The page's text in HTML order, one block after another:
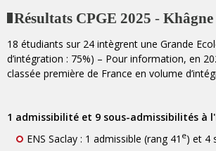
Résultats CPGE 2025 -
18 étudiants sur 24 intègrent une Grande
d’intégration : 75%) – Pour information, en
classée première de France en volume
1 admissibilité et 9 sous-admissibilités à
ENS Saclay : 1 admissible (rang 41 e) et 4